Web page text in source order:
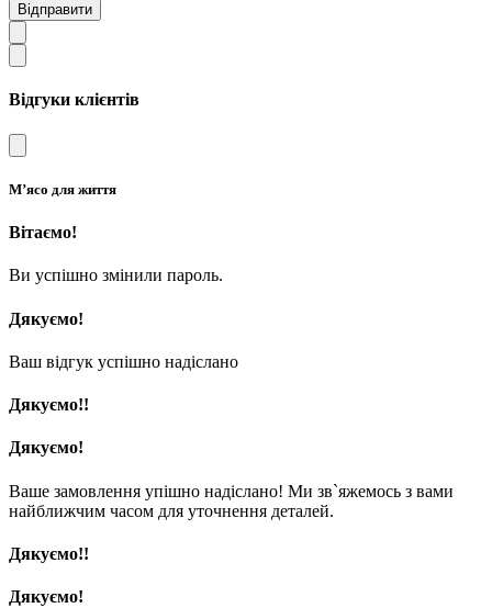
Відправити
Відгуки клієнтів
М’ясо для життя
Вітаємо!
Ви успішно змінили пароль.
Дякуємо!
Ваш відгук успішно надіслано
Дякуємо!!
Дякуємо!
Ваше замовлення упішно надіслано! Ми зв`яжемось з вами
найближчим часом для уточнення деталей.
Дякуємо!!
Дякуємо!